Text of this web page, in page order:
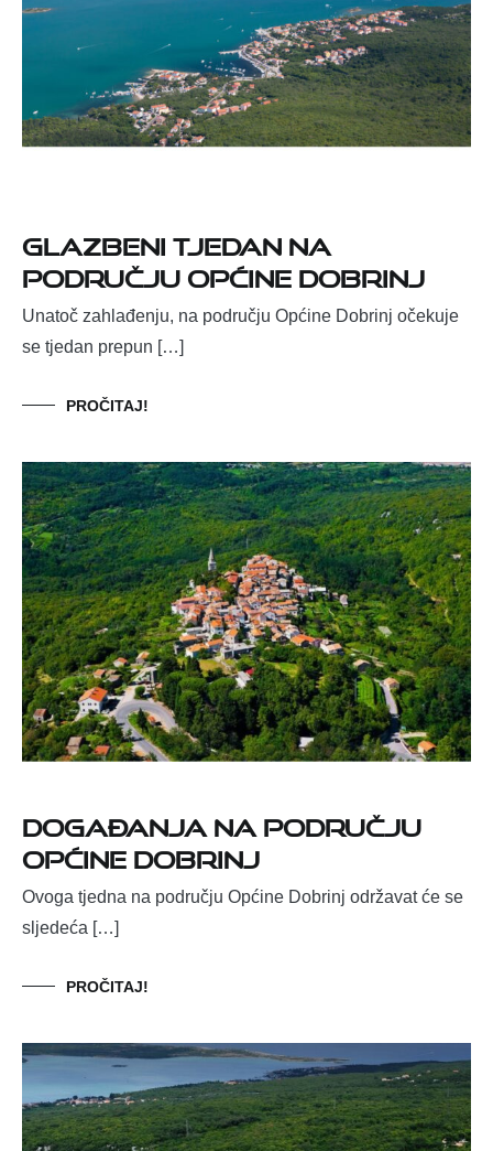
Glazbeni tjedan na
području Općine Dobrinj
Unatoč zahlađenju, na području Općine Dobrinj očekuje
se tjedan prepun […]
PROČITAJ!
Događanja na području
Općine Dobrinj
Ovoga tjedna na području Općine Dobrinj održavat će se
sljedeća […]
PROČITAJ!